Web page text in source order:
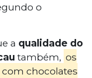
o
a qualidade do
também, os
chocolates